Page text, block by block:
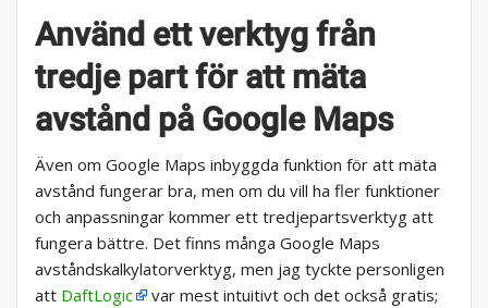
Använd ett verktyg från
tredje part för att mäta
avstånd på Google Maps
Även om Google Maps inbyggda funktion för att mäta
avstånd fungerar bra, men om du vill ha fler funktioner
och anpassningar kommer ett tredjepartsverktyg att
fungera bättre. Det finns många Google Maps
avståndskalkylatorverktyg, men jag tyckte personligen
att DaftLogic
var mest intuitivt och det också gratis;